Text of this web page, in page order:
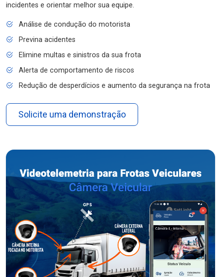
incidentes e orientar melhor sua equipe.
Análise de condução do motorista
Previna acidentes
Elimine multas e sinistros da sua frota
Alerta de comportamento de riscos
Redução de desperdícios e aumento da segurança na frota
Solicite uma demonstração